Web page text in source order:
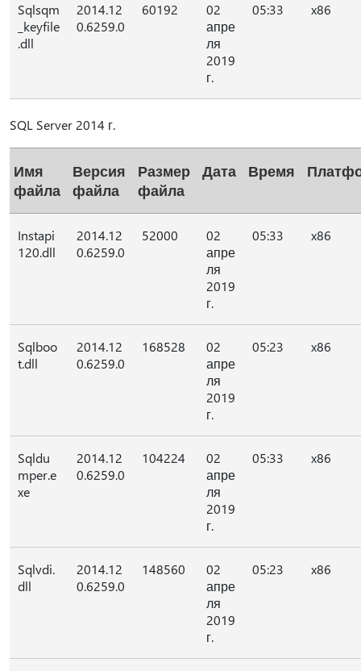
Sqlsqm
_keyfile
.dll
2014.12
0.6259.0
60192
02
апре
ля
2019
г.
05:33 x86
SQL Server 2014 г.
Имя
файла
Версия
файла
Размер
файла
Дата Время
Instapi
120.dll
2014.12
0.6259.0
52000
02
апре
ля
2019
г.
05:33 x86
Sqlboo
t.dll
2014.12
0.6259.0
168528
02
апре
ля
2019
г.
05:23 x86
Sqldu
mper.e
xe
2014.12
0.6259.0
104224
02
апре
ля
2019
г.
05:33 x86
Sqlvdi.
dll
2014.12
0.6259.0
148560
02
апре
ля
2019
г.
05:23 x86